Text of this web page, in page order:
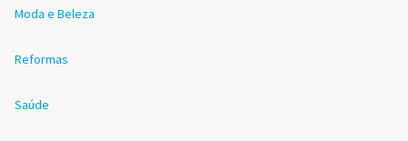
Moda e Beleza
Reformas
Saúde